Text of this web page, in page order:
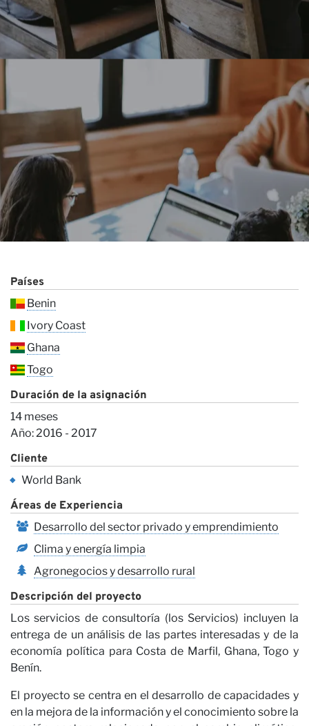
Países
Benin
Ivory Coast
Ghana
Togo
Duración de la asignación
14 meses
Año: 2016 - 2017
Cliente
World Bank
Áreas de Experiencia
Desarrollo del sector privado y emprendimiento
Clima y energía limpia
Agronegocios y desarrollo rural
Descripción del proyecto
Los servicios de consultoría (los Servicios) incluyen la
entrega de un análisis de las partes interesadas y de la
economía política para Costa de Marfil, Ghana, Togo y
Benín.
El proyecto se centra en el desarrollo de capacidades y
en la mejora de la información y el conocimiento sobre la